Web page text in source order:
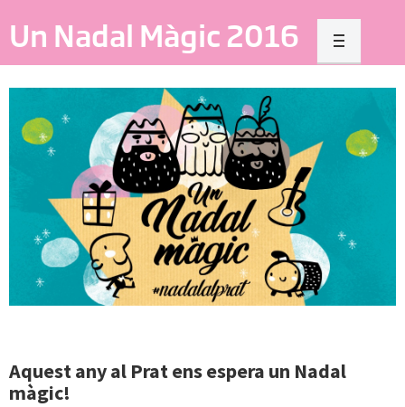
Un Nadal Màgic 2016
Aquest any al Prat ens espera un Nadal
màgic!